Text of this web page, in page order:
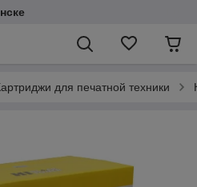
для печатной техники